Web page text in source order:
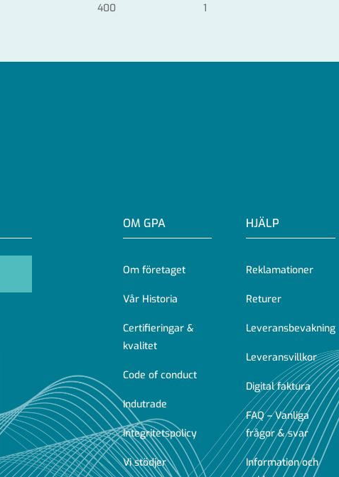
400 1
OM GPA
Om företaget
Vår Historia
Certifieringar &
kvalitet
Code of conduct
Indutrade
Integritetspolicy
Vi stödjer
HJÄLP
Reklamationer
Returer
Leveransbevakning
Leveransvillkor
Digital faktura
FAQ – Vanliga
frågor & svar
Information och